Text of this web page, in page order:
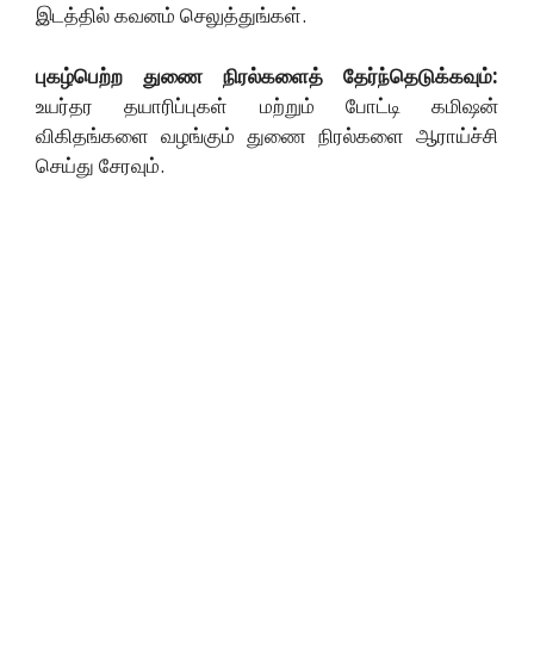
இடத்தில் கவனம் செலுத்துங்கள்.
புகழ்பெற்ற துணை நிரல்களைத் தேர்ந்தெடுக்கவும்:
உயர்தர தயாரிப்புகள் மற்றும் போட்டி கமிஷன்
விகிதங்களை வழங்கும் துணை நிரல்களை ஆராய்ச்சி
செய்து சேரவும்.